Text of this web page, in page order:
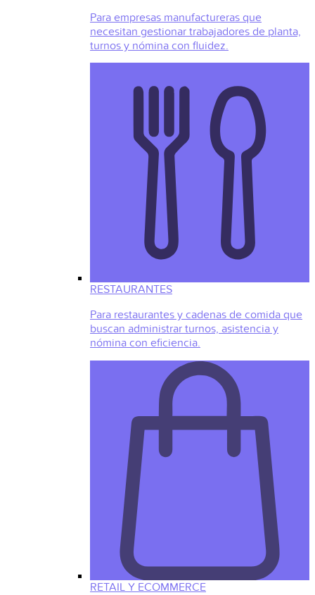
Para empresas manufactureras que
necesitan gestionar trabajadores de planta,
turnos y nómina con fluidez.
RESTAURANTES
Para restaurantes y cadenas de comida que
buscan administrar turnos, asistencia y
nómina con eficiencia.
RETAIL Y ECOMMERCE